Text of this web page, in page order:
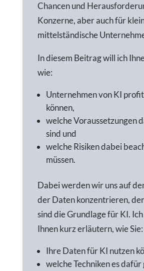
Chancen und
Konzerne, aber auch für
mittelständische
In diesem Beitrag will ich
wie:
Unternehmen von KI
können,
welche Voraussetzungen
sind und
welche Risiken dabei
müssen.
Dabei werden wir uns auf
der Daten konzentrieren,
sind die Grundlage für KI.
Ihnen kurz erläutern, wie Sie:
Ihre Daten für KI nutzen
welche Techniken es